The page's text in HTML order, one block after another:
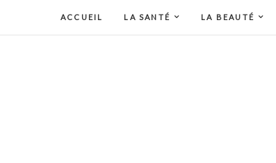
ACCUEIL LA SANTÉ LA BEAUTÉ